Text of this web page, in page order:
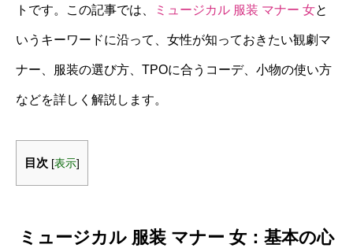
トです。この記事では、 ミュージカル 服装 マナー 女と
いうキーワードに沿って、女性が知っておきたい観劇マ
ナー、服装の選び方、TPOに合うコーデ、小物の使い方
などを詳しく解説します。
目次 [表示]
ミュージカル 服装 マナー 女：基本の心